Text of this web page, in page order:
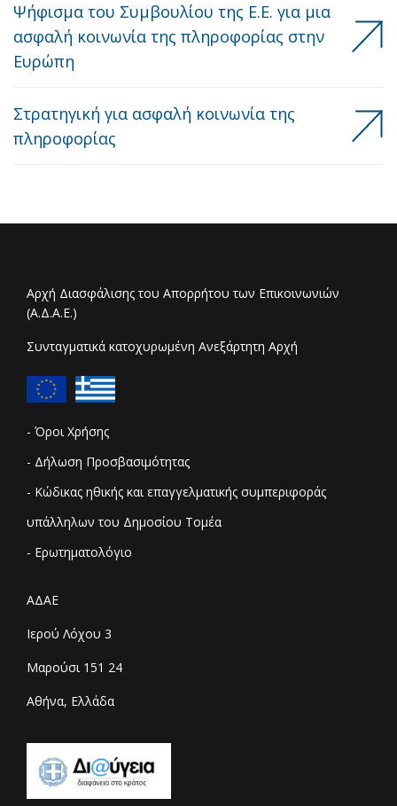
Ψήφισμα του Συμβουλίου της Ε.Ε. για μια
ασφαλή κοινωνία της πληροφορίας στην
Ευρώπη
Στρατηγική για ασφαλή κοινωνία της
πληροφορίας
Αρχή Διασφάλισης του Απορρήτου των Επικοινωνιών
(Α.Δ.Α.Ε.)
Συνταγματικά κατοχυρωμένη Ανεξάρτητη Αρχή
- Όροι Χρήσης
- Δήλωση Προσβασιμότητας
- Κώδικας ηθικής και επαγγελματικής συμπεριφοράς
υπάλληλων του Δημοσίου Τομέα
- Ερωτηματολόγιο
ΑΔΑΕ
Ιερού Λόχου 3
Μαρούσι 151 24
Αθήνα, Ελλάδα